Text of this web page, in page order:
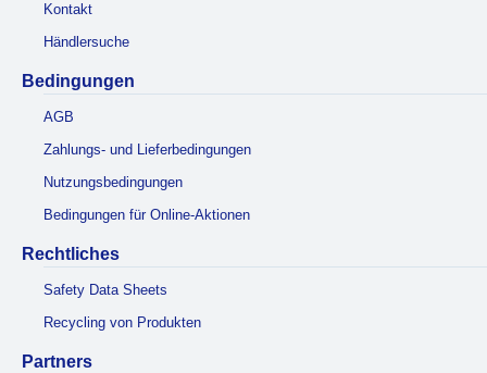
Kontakt
Händlersuche
Bedingungen
AGB
Zahlungs- und Lieferbedingungen
Nutzungsbedingungen
Bedingungen für Online-Aktionen
Rechtliches
Safety Data Sheets
Recycling von Produkten
Partners